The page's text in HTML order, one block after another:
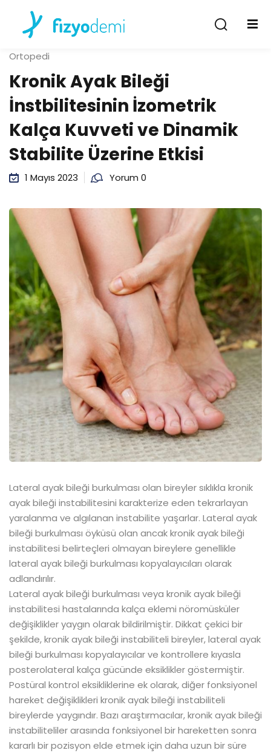
Ortopedi
Kronik Ayak Bileği
İnstbilitesinin İzometrik
Kalça Kuvveti ve Dinamik
Stabilite Üzerine Etkisi
1 Mayıs 2023 Yorum 0
Lateral ayak bileği burkulması olan bireyler sıklıkla kronik
ayak bileği instabilitesini karakterize eden tekrarlayan
yaralanma ve algılanan instabilite yaşarlar. Lateral ayak
bileği burkulması öyküsü olan ancak kronik ayak bileği
instabilitesi belirteçleri olmayan bireylere genellikle
lateral ayak bileği burkulması kopyalayıcıları olarak
adlandırılır.
Lateral ayak bileği burkulması veya kronik ayak bileği
instabilitesi hastalarında kalça eklemi nöromüsküler
değişiklikler yaygın olarak bildirilmiştir. Dikkat çekici bir
şekilde, kronik ayak bileği instabiliteli bireyler, lateral ayak
bileği burkulması kopyalayıcılar ve kontrollere kıyasla
posterolateral kalça gücünde eksiklikler göstermiştir.
Postüral kontrol eksikliklerine ek olarak, diğer fonksiyonel
hareket değişiklikleri kronik ayak bileği instabiliteli
bireylerde yaygındır. Bazı araştırmacılar, kronik ayak bileği
instabiliteliler arasında fonksiyonel bir hareketten sonra
kararlı bir pozisyon elde etmek için daha uzun bir süre
Giriş Yap
Hesabın yok mu?Kayıt Ol
Beni hatırla Şifremi unuttum